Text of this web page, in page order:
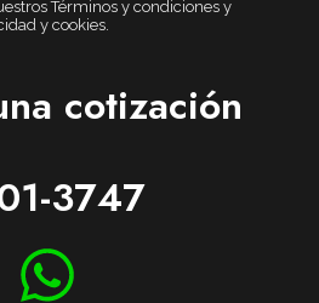
Términos y condiciones y
y cookies.
cotización
3747